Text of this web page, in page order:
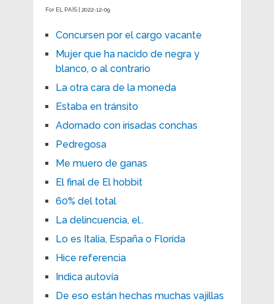
For EL PAÍS | 2022-12-09
Concursen por el cargo vacante
Mujer que ha nacido de negra y
blanco, o al contrario
La otra cara de la moneda
Estaba en tránsito
Adornado con irisadas conchas
Pedregosa
Me muero de ganas
El final de El hobbit
60% del total
La delincuencia, el..
Lo es Italia, España o Florida
Hice referencia
Indica autovía
De eso están hechas muchas vajillas